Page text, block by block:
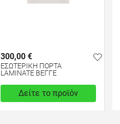
300,00 €
ΕΣΩΤΕΡΙΚΗ ΠΟΡΤΑ
LAMINATE ΒΕΓΓΕ
Δείτε το προϊόν